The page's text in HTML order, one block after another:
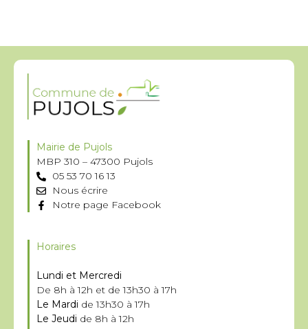
Mairie de Pujols
MBP 310 – 47300 Pujols
05 53 70 16 13
Nous écrire
Notre page Facebook
Horaires
Lundi et Mercredi
De 8h à 12h et de 13h30 à 17h
Le Mardi de 13h30 à 17h
Le Jeudi de 8h à 12h